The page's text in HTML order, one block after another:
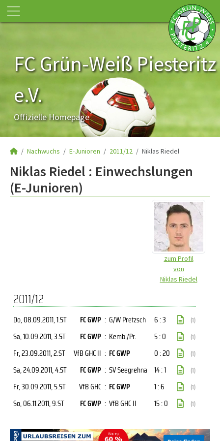
FC Grün-Weiß Piesteritz
e.V.
Offizielle Homepage
Nachwuchs E-Junioren 2011/12 Niklas Riedel
Niklas Riedel : Einwechslungen
(E-Junioren)
zum Profil
von
Niklas Riedel
2011/12
Do, 08.09.2011, 1.ST FC GWP : G/W Pretzsch 6 : 3 (1)
Sa, 10.09.2011, 3.ST FC GWP : Kemb./Pr. 5 : 0 (1)
Fr, 23.09.2011, 2.ST VfB GHC II : FC GWP 0 : 20 (1)
Sa, 24.09.2011, 4.ST FC GWP : SV Seegrehna 14 : 1 (1)
Fr, 30.09.2011, 5.ST VfB GHC : FC GWP 1 : 6 (1)
So, 06.11.2011, 9.ST FC GWP : VfB GHC II 15 : 0 (1)